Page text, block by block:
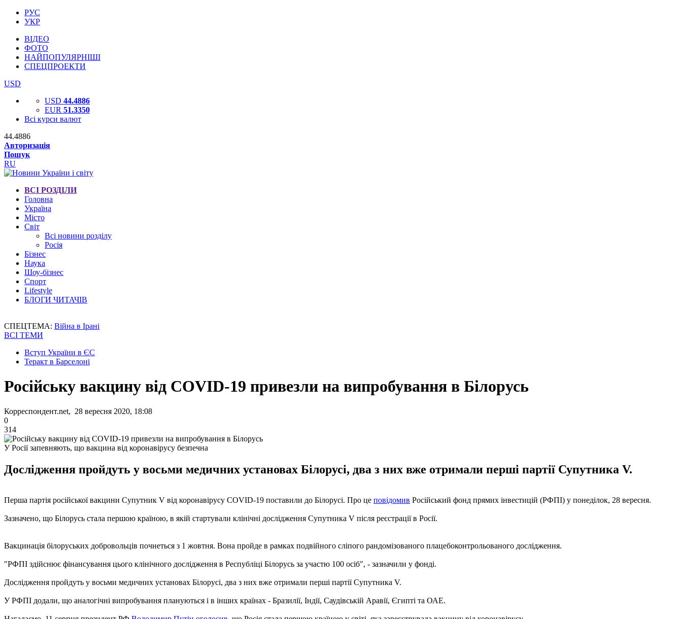
РУС
УКР
ВІДЕО
ФОТО
НАЙПОПУЛЯРНІШІ
СПЕЦПРОЕКТИ
USD
USD 44.4886
EUR 51.3350
Всі курси валют
44.4886
Авторизація
Пошук
RU
ВСІ РОЗДІЛИ
Головна
Україна
Місто
Світ
Всі новини розділу
Росія
Бізнес
Наука
Шоу-бізнес
Спорт
Lifestyle
БЛОГИ ЧИТАЧІВ
СПЕЦТЕМА: Війна в Ірані
ВСІ ТЕМИ
Вступ України в ЄС
Теракт в Барселоні
Російську вакцину від COVID-19 привезли на випробування в Білорусь
Корреспондент.net, 28 вересня 2020, 18:08
0
314
У Росії запевняють, що вакцина від коронавірусу безпечна
Дослідження пройдуть у восьми медичних установах Білорусі, два з них вже отримали перші партії Супутника V.
Перша партія російської вакцини Супутник V від коронавірусу COVID-19 поставили до Білорусі. Про це повідомив Російський фонд прямих інвестицій (РФПІ) у понеділок, 28 вересня.
Зазначено, що Білорусь стала першою країною, в якій стартували клінічні дослідження Супутника V після реєстрації в Росії.
Вакцинація білоруських добровольців почнеться з 1 жовтня. Вона пройде в рамках подвійного сліпого рандомізованого плацебоконтрольованого дослідження.
"РФПІ здійснює фінансування цього клінічного дослідження в Республіці Білорусь за участю 100 осіб", - зазначили у фонді.
Дослідження пройдуть у восьми медичних установах Білорусі, два з них вже отримали перші партії Супутника V.
У РФПІ додали, що аналогічні випробування плануються і в інших країнах - Бразилії, Індії, Саудівській Аравії, Єгипті та ОАЕ.